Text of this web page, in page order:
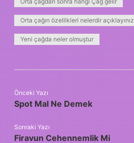
Orta çağın özellikleri nelerdir açıklayınız
Yeni çağda neler olmuştur
Önceki Yazı
Spot Mal Ne Demek
Sonraki Yazı
Firavun Cehennemlik Mi